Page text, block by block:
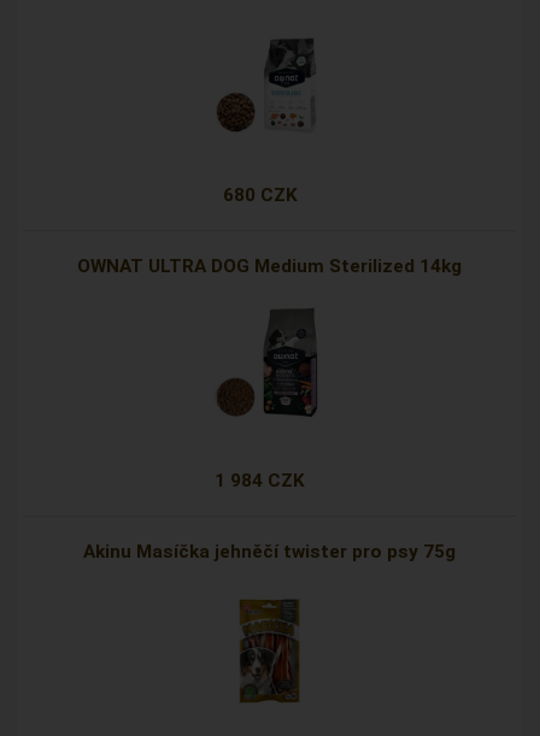
680 CZK
OWNAT ULTRA DOG Medium Sterilized 14kg
1 984 CZK
Akinu Masíčka jehněčí twister pro psy 75g